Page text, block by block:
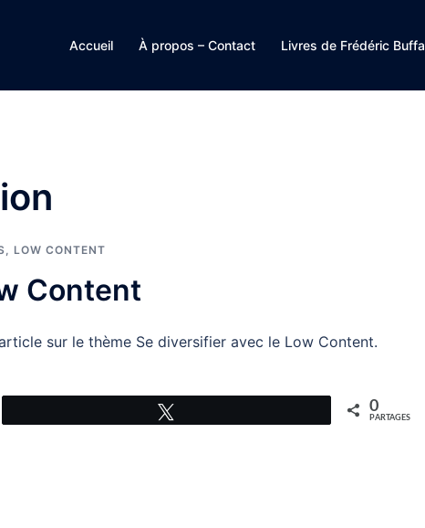
Accueil À propos – Contact Livres de Frédéric Buffa
, LOW CONTENT
Content
sur le thème Se diversifier avec le Low Content.
0
PARTAGES